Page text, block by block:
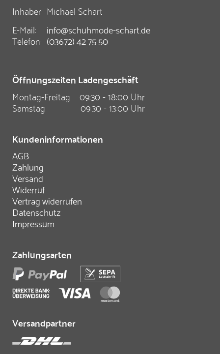
Inhaber: Michael Schart
E-Mail:
info@schuhmode-schart.de
Telefon: (03672) 42 75 50
Öffnungszeiten Ladengeschäft
Montag-Freitag
09:30 - 18:00 Uhr
Samstag
09:30 - 13:00 Uhr
Kundeninformationen
AGB
Zahlung
Versand
Widerruf
Vertrag widerrufen
Datenschutz
Impressum
Zahlungsarten
Versandpartner